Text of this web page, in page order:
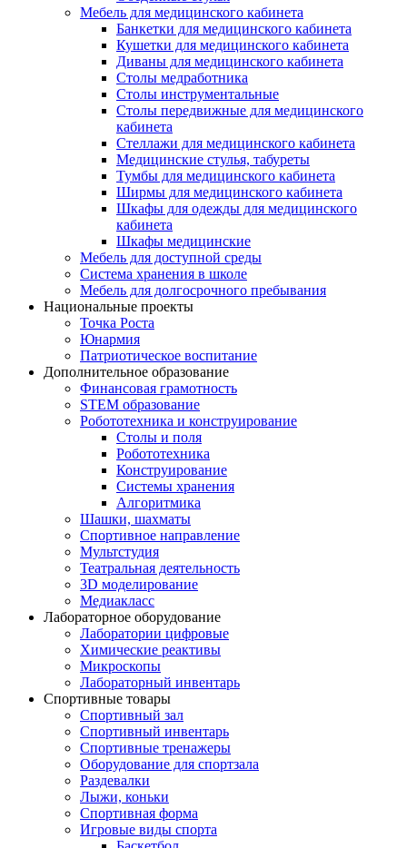
Мебель для медицинского кабинета
Банкетки для медицинского кабинета
Кушетки для медицинского кабинета
Диваны для медицинского кабинета
Столы медработника
Столы инструментальные
Столы передвижные для медицинского
кабинета
Стеллажи для медицинского кабинета
Медицинские стулья, табуреты
Тумбы для медицинского кабинета
Ширмы для медицинского кабинета
Шкафы для одежды для медицинского
кабинета
Шкафы медицинские
Мебель для доступной среды
Система хранения в школе
Мебель для долгосрочного пребывания
Национальные проекты
Точка Роста
Юнармия
Патриотическое воспитание
Дополнительное образование
Финансовая грамотность
STEM образование
Робототехника и конструирование
Столы и поля
Робототехника
Конструирование
Системы хранения
Алгоритмика
Шашки, шахматы
Спортивное направление
Мультстудия
Театральная деятельность
3D моделирование
Медиакласс
Лабораторное оборудование
Лаборатории цифровые
Химические реактивы
Микроскопы
Лабораторный инвентарь
Спортивные товары
Спортивный зал
Спортивный инвентарь
Спортивные тренажеры
Оборудование для спортзала
Раздевалки
Лыжи, коньки
Спортивная форма
Игровые виды спорта